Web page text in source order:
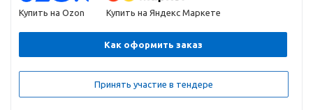
Купить на Ozon Купить на Яндекс Маркете
Как оформить заказ
Принять участие в тендере